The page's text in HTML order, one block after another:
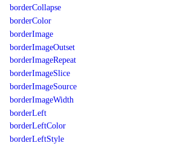
borderCollapse
borderColor
borderImage
borderImageOutset
borderImageRepeat
borderImageSlice
borderImageSource
borderImageWidth
borderLeft
borderLeftColor
borderLeftStyle